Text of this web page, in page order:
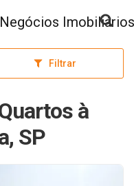
Filtrar
à
SP